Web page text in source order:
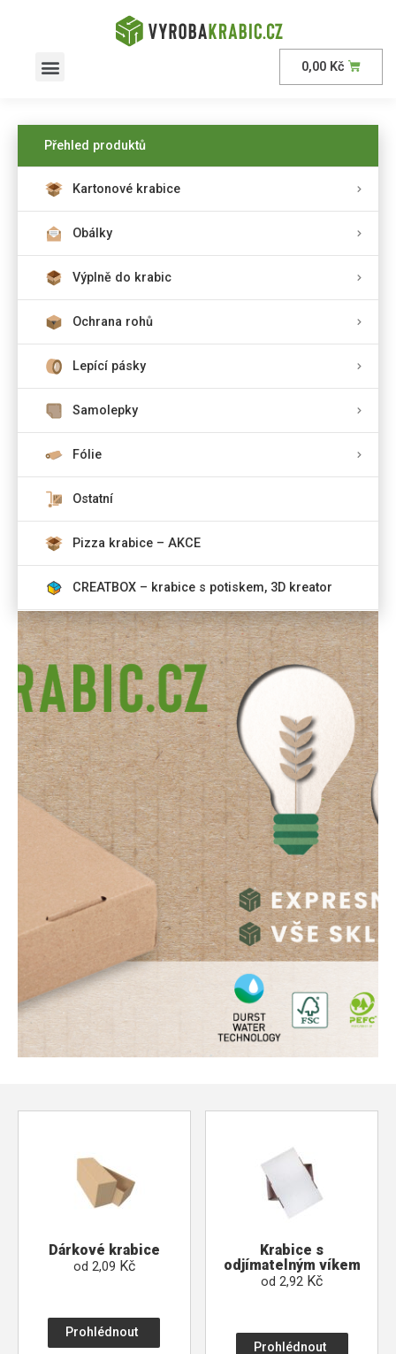
0,00 Kč
Přehled produktů
Kartonové krabice
Obálky
Výplně do krabic
Ochrana rohů
Lepící pásky
Samolepky
Fólie
Ostatní
Pizza krabice – AKCE
CREATBOX – krabice s potiskem, 3D kreator
Dárkové krabice
od 2,09 Kč
Prohlédnout
Krabice s
odjímatelným víkem
od2,92 Kč
Prohlédnout